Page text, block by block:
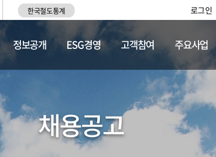
한국철도통계 로그인
채용정보
정보공개 ESG경영 고객참여 주요사업
채용공고